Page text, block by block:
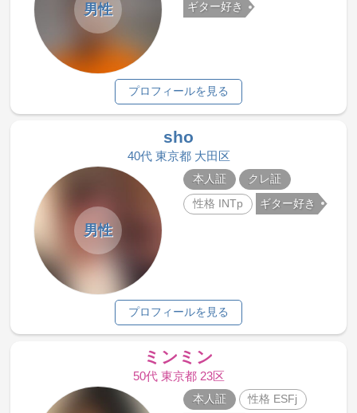
男性 ギター好き
プロフィールを見る
sho
40代 東京都 大田区
男性
本人証 クレ証
性格 INTp ギター好き
プロフィールを見る
ミンミン
50代 東京都 23区
本人証 性格 ESFj